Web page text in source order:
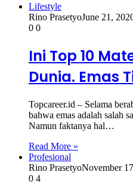
Lifestyle
Rino PrasetyoJune 21,
0 0
Ini Top 10
Dunia. Emas
Topcareer.id – Selama
bahwa emas adalah salah
Namun faktanya hal…
Read More »
Profesional
Rino PrasetyoNovember
0 4